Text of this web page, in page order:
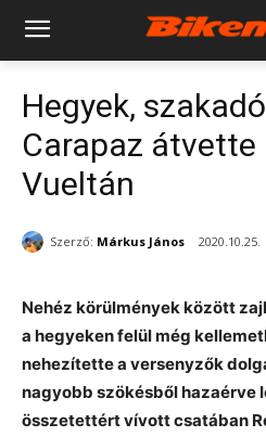
Hegyek,
Carapaz átvette
Vueltán
Szerző: Márkus János 2020.10.25.
Nehéz körülmények között
a hegyeken felül még
nehezítette a versenyzők
nagyobb szökésből hazaérve
összetettért vívott csatában